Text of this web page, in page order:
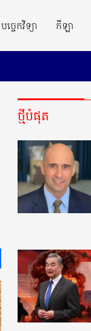
បច្ចេកវិទ្យា កីឡា
ថ្មីបំផុត